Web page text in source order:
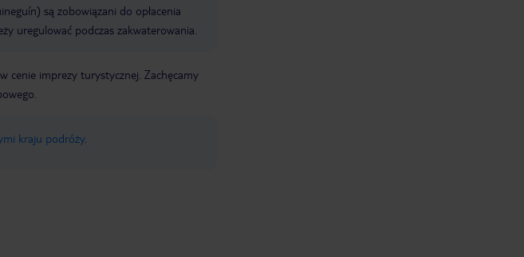
są zobowiązani do opłacenia
uregulować podczas zakwaterowania.
cenie imprezy turystycznej. Zachęcamy
kraju podróży.